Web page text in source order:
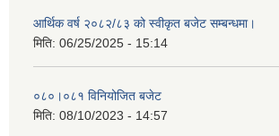
आर्थिक वर्ष २०८२/८३ को स्वीकृत बजेट सम्बन्धमा।
मिति: 06/25/2025 - 15:14
०८०।०८१ विनियोजित बजेट
मिति: 08/10/2023 - 14:57